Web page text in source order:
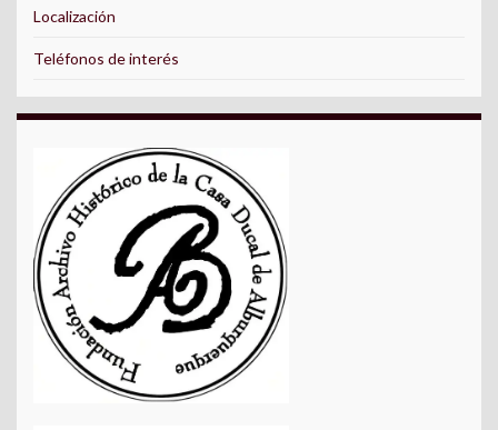
Localización
Teléfonos de interés